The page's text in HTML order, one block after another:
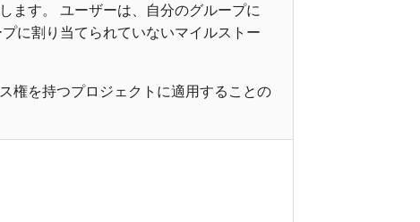
ます。 ユーザーは、自分のグループに
に割り当てられていないマイルストー
権を持つプロジェクトに適用することの